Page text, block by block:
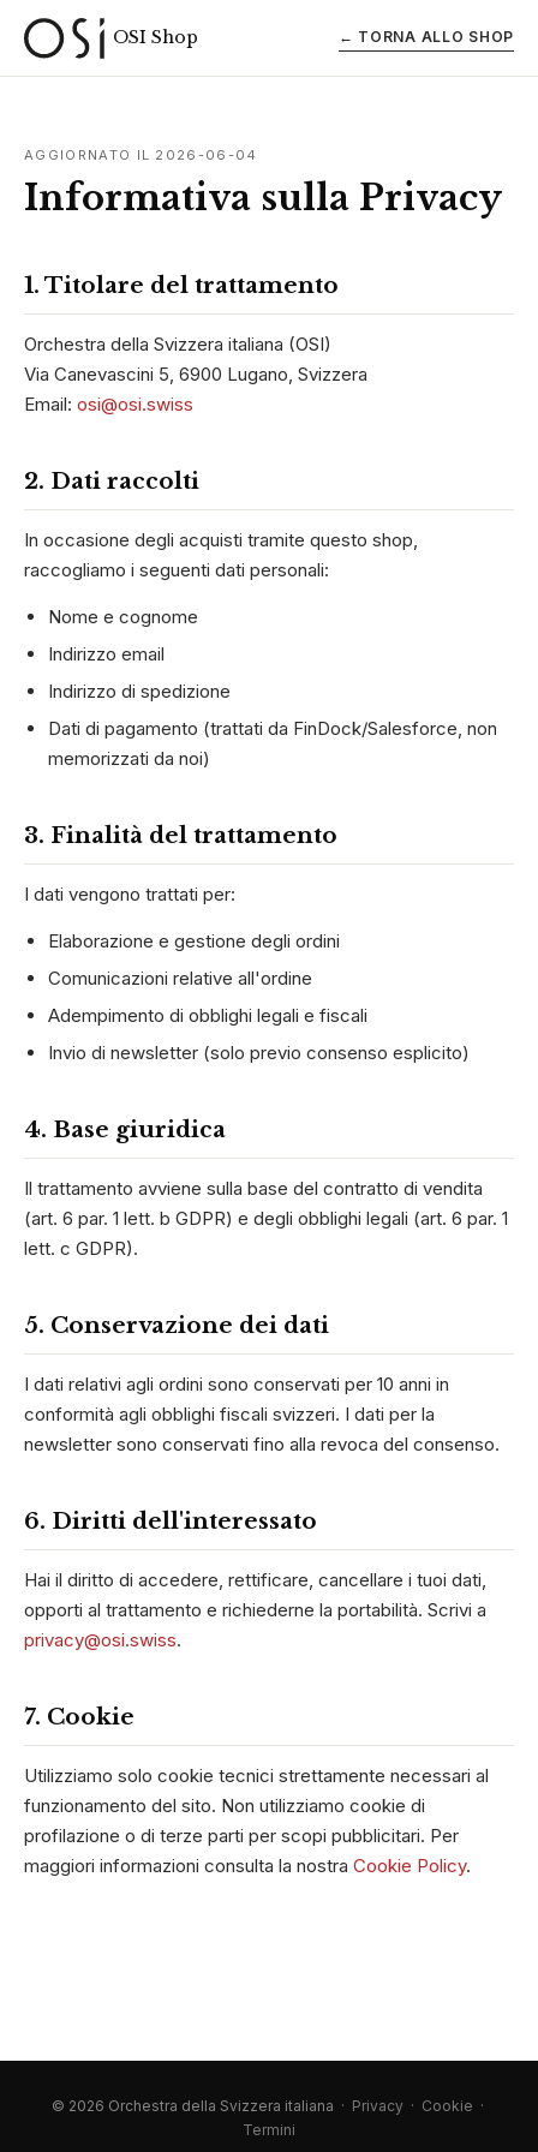
OSI Shop ← TORNA ALLO SHOP
AGGIORNATO IL 2026-06-04
Informativa sulla Privacy
1. Titolare del trattamento
Orchestra della Svizzera italiana (OSI)
Via Canevascini 5, 6900 Lugano, Svizzera
Email: osi@osi.swiss
2. Dati raccolti
In occasione degli acquisti tramite questo shop,
raccogliamo i seguenti dati personali:
Nome e cognome
Indirizzo email
Indirizzo di spedizione
Dati di pagamento (trattati da FinDock/Salesforce, non
memorizzati da noi)
3. Finalità del trattamento
I dati vengono trattati per:
Elaborazione e gestione degli ordini
Comunicazioni relative all'ordine
Adempimento di obblighi legali e fiscali
Invio di newsletter (solo previo consenso esplicito)
4. Base giuridica
Il trattamento avviene sulla base del contratto di vendita
(art. 6 par. 1 lett. b GDPR) e degli obblighi legali (art. 6 par. 1
lett. c GDPR).
5. Conservazione dei dati
I dati relativi agli ordini sono conservati per 10 anni in
conformità agli obblighi fiscali svizzeri. I dati per la
newsletter sono conservati fino alla revoca del consenso.
6. Diritti dell'interessato
Hai il diritto di accedere, rettificare, cancellare i tuoi dati,
opporti al trattamento e richiederne la portabilità. Scrivi a
privacy@osi.swiss.
7. Cookie
Utilizziamo solo cookie tecnici strettamente necessari al
funzionamento del sito. Non utilizziamo cookie di
profilazione o di terze parti per scopi pubblicitari. Per
maggiori informazioni consulta la nostra Cookie Policy.
© 2026 Orchestra della Svizzera italiana · Privacy· Cookie ·
Termini